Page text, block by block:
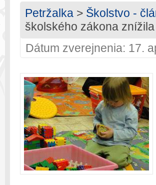
Petržalka > Školstvo -
školského zákona
Dátum zverejnenia: 17.